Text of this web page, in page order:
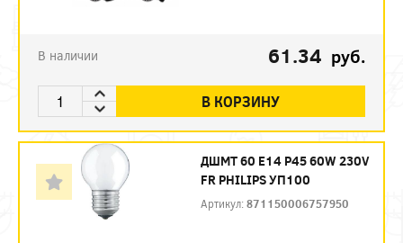
В наличии 61.34 руб.
В КОРЗИНУ
ДШМТ 60 Е14 P45 60W 230V
FR PHILIPS УП100
Артикул:871150006757950